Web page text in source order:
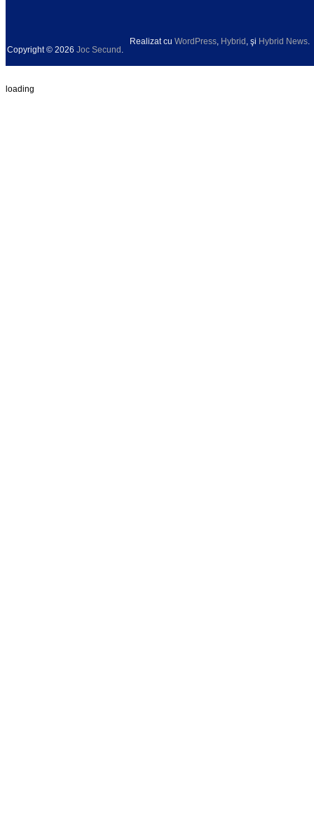
Copyright © 2026 Joc Secund .
Realizat cu WordPress, Hybrid , şi Hybrid News.
loading